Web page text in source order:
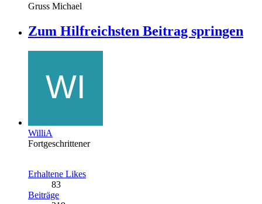
Gruss Michael
Zum Hilfreichsten Beitrag springen
WilliA
Fortgeschrittener
Erhaltene Likes
83
Beiträge